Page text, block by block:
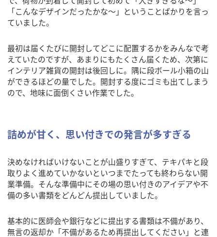
「こんなデザインだったかな～」ということばかりを言っ
ていました。
最初は届くたびに開封してどこに配置するかをみんなで考
えていたのですが、あまりにもたくさん届くため、次第に
インテリア雑貨の開封は後回しに。隅に段ボール小箱の山
ができるほどの量でした。開封する度にゴミも出てしまう
ので、地味に面倒くさい作業でした。
詰めが甘く、思い付きでの発言が多すぎる
決めなければいけないことが山盛りすぎて、テキパキと段
取りよく進めていかないといつまでたっても終わらない開
業準備。そんな準備中にその場の思い付きのアイデアや不
備の多い書類をどんどん提出していました。
基本的に医師会や銀行などに提出する書類は不備があり、
無言の返却か「不備があるため再提出してください」と連